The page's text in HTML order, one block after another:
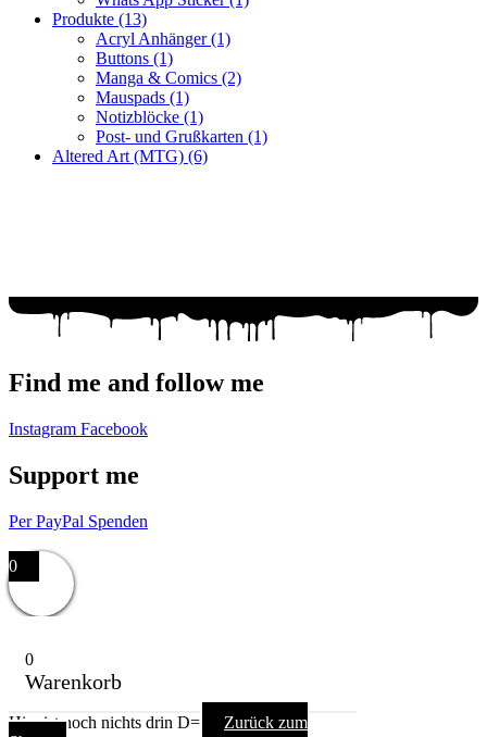
Produkte (13)
Acryl Anhänger(1)
Buttons (1)
Manga & Comics (2)
Mauspads (1)
Notizblöcke (1)
Post- und Grußkarten (1)
Altered Art (MTG) (6)
Find me and follow me
Instagram Facebook
Support me
Per PayPal Spenden
0
0
Warenkorb
Hier ist noch nichts drin D=
Zurück zum